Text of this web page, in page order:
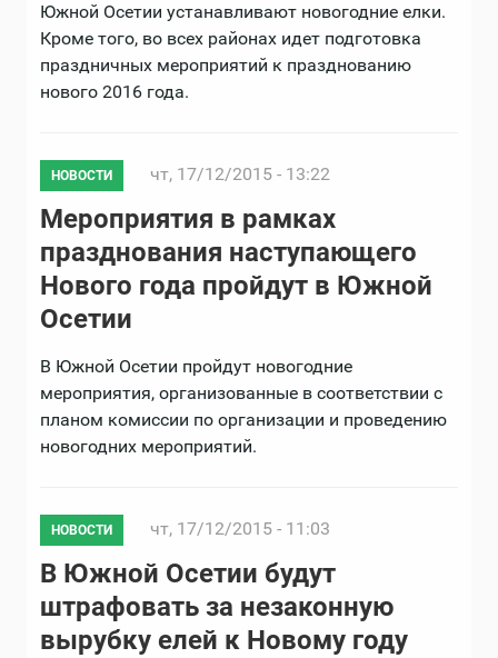
Южной Осетии устанавливают новогодние елки.
Кроме того, во всех районах идет подготовка
праздничных мероприятий к празднованию
нового 2016 года.
НОВОСТИ чт, 17/12/2015 - 13:22
Мероприятия в рамках
празднования наступающего
Нового года пройдут в Южной
Осетии
В Южной Осетии пройдут новогодние
мероприятия, организованные в соответствии с
планом комиссии по организации и проведению
новогодних мероприятий.
НОВОСТИ чт, 17/12/2015 - 11:03
В Южной Осетии будут
штрафовать за незаконную
вырубку елей к Новому году